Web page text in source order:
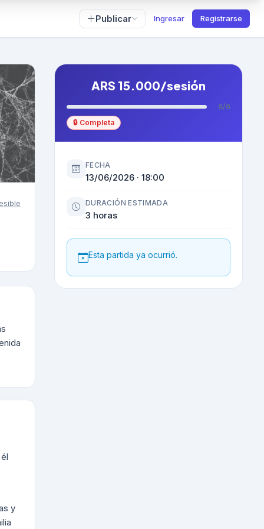
Publicar Ingresar Registrarse
y
ARS 15.000/sesión
6/6
🔒 Completa
FECHA
13/06/2026 · 18:00
DURACIÓN ESTIMADA
3 horas
Esta partida ya ocurrió.